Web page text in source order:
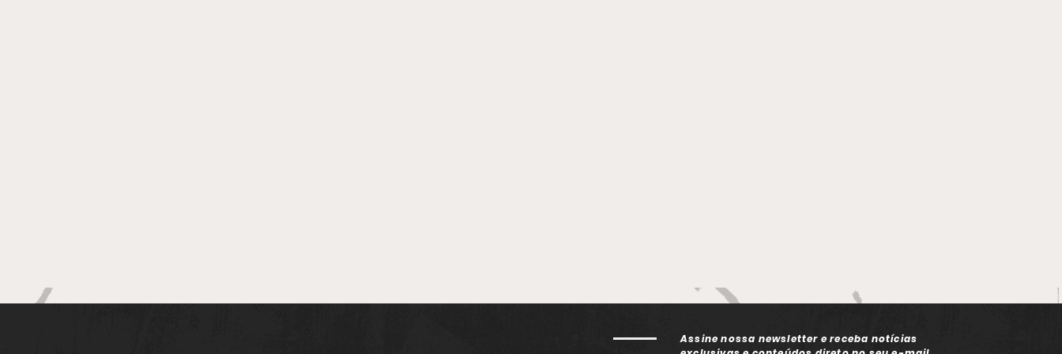
Assine nossa newsletter e receba notícias